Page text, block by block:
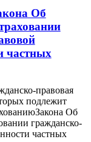
Об
частных
правовая
подлежит
Об
гражданско-
частных